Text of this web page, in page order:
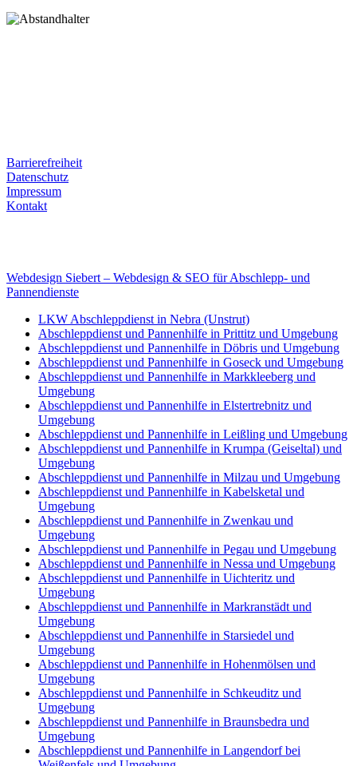
Barrierefreiheit
Datenschutz
Impressum
Kontakt
Webdesign Siebert – Webdesign & SEO für Abschlepp- und
Pannendienste
LKW Abschleppdienst in Nebra (Unstrut)
Abschleppdienst und Pannenhilfe in Prittitz und Umgebung
Abschleppdienst und Pannenhilfe in Döbris und Umgebung
Abschleppdienst und Pannenhilfe in Goseck und Umgebung
Abschleppdienst und Pannenhilfe in Markkleeberg und
Umgebung
Abschleppdienst und Pannenhilfe in Elstertrebnitz und
Umgebung
Abschleppdienst und Pannenhilfe in Leißling und Umgebung
Abschleppdienst und Pannenhilfe in Krumpa (Geiseltal) und
Umgebung
Abschleppdienst und Pannenhilfe in Milzau und Umgebung
Abschleppdienst und Pannenhilfe in Kabelsketal und
Umgebung
Abschleppdienst und Pannenhilfe in Zwenkau und
Umgebung
Abschleppdienst und Pannenhilfe in Pegau und Umgebung
Abschleppdienst und Pannenhilfe in Nessa und Umgebung
Abschleppdienst und Pannenhilfe in Uichteritz und
Umgebung
Abschleppdienst und Pannenhilfe in Markranstädt und
Umgebung
Abschleppdienst und Pannenhilfe in Starsiedel und
Umgebung
Abschleppdienst und Pannenhilfe in Hohenmölsen und
Umgebung
Abschleppdienst und Pannenhilfe in Schkeuditz und
Umgebung
Abschleppdienst und Pannenhilfe in Braunsbedra und
Umgebung
Abschleppdienst und Pannenhilfe in Langendorf bei